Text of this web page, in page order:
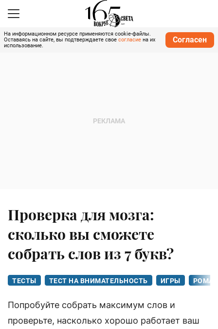
На информационном ресурсе применяются cookie-файлы.
Оставаясь на сайте, вы подтверждаете свое согласие на их
использование.
Согласен
Проверка для мозга:
сколько вы сможете
собрать слов из 7 букв?
ТЕСТЫ ТЕСТ НА ВНИМАТЕЛЬНОСТЬ ИГРЫ
Попробуйте собрать максимум слов и
проверьте, насколько хорошо работает ваш